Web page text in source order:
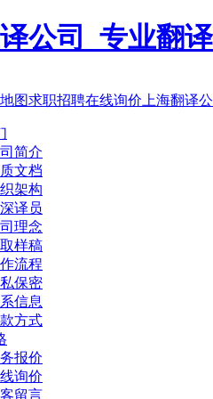
公司_专业翻
图求职招聘在线询价 上海翻译
简介
文档
架构
译员
理念
样稿
流程
保密
信息
方式
报价
询价
留言